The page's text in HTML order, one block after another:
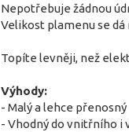
Nepotřebuje žádnou
Velikost plamenu se
Topíte levněji, než
Výhody:
- Malý a lehce přenosný
- Vhodný do vnitřního